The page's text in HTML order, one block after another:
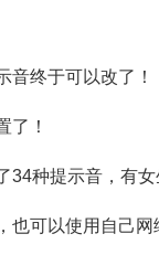
音终于可以改了！
了！
种提示音，有女
可以使用自己网